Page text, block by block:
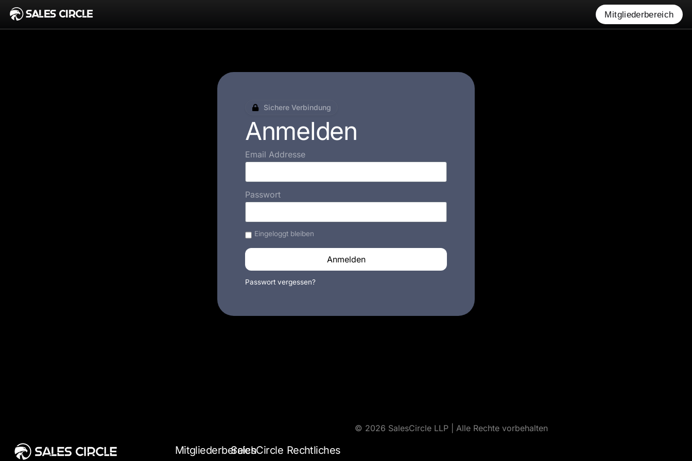
SALES CIRCLE Mitgliederbereich
Sichere Verbindung
Anmelden
Email Addresse
Passwort
Eingeloggt bleiben
Anmelden
Passwort vergessen?
MitgliederbereichSalesCircle Rechtliches
© 2026 SalesCircle LLP | Alle Rechte vorbehalten